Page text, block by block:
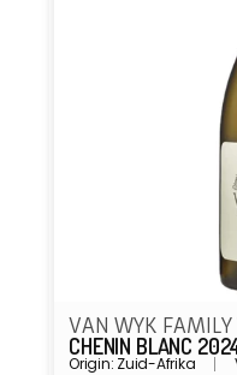
VAN WYK FAMILY
CHENIN BLANC
Origin: Zuid-Afrika